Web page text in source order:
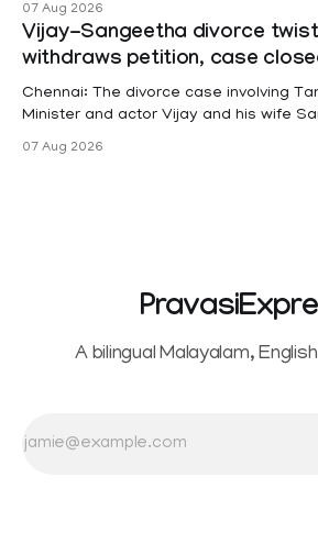
projects are eligible for paid medical
hysterectomy surgery under the Kerala
(KSR). The court noted that since essential benefits like
maternity
07 Aug 2026
Vijay-Sangeetha divorce
withdraws petition, case
Chennai: The divorce case involving
Minister and actor Vijay and his wife
Sowrnalingam has taken a new turn
07 Aug 2026
A bilingual Malayalam,